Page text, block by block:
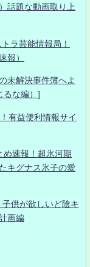
話題な動画取り上
ラ芸能情報局！
報）
未解決事件簿へよ
るな編）]
有益便利情報サイ
め速報！超氷河期
キグナス氷子の愛
供が欲しいど陰キ
画編